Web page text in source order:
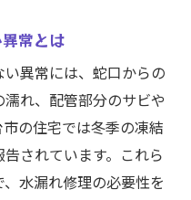
検査頻度と習慣
家庭の水道チェック
理と法的基準理解
日常ケアの極意
常とは
異常には、蛇口からの
れ、配管部分のサビや
の住宅では冬季の凍結
されています。これら
水漏れ修理の必要性を